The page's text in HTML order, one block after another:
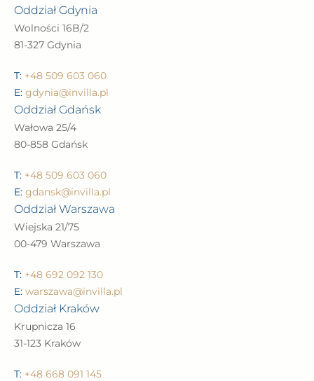
Oddział Gdynia
Wolności 16B/2
81-327 Gdynia
T: +48 509 603 060
E: gdynia@invilla.pl
Oddział Gdańsk
Wałowa 25/4
80-858 Gdańsk
T: +48 509 603 060
E: gdansk@invilla.pl
Oddział Warszawa
Wiejska 21/75
00-479 Warszawa
T: +48 692 092 130
E: warszawa@invilla.pl
Oddział Kraków
Krupnicza 16
31-123 Kraków
T: +48 668 091 145